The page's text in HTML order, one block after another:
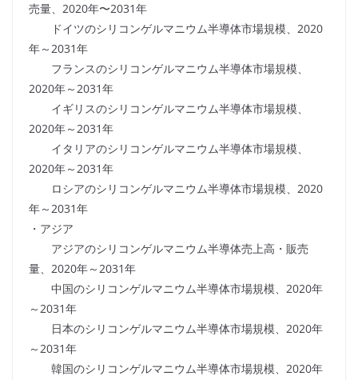
売量、2020年〜2031年
ドイツのシリコンゲルマニウム半導体市場規模、2020
年～2031年
フランスのシリコンゲルマニウム半導体市場規模、
2020年～2031年
イギリスのシリコンゲルマニウム半導体市場規模、
2020年～2031年
イタリアのシリコンゲルマニウム半導体市場規模、
2020年～2031年
ロシアのシリコンゲルマニウム半導体市場規模、2020
年～2031年
・アジア
アジアのシリコンゲルマニウム半導体売上高・販売
量、2020年～2031年
中国のシリコンゲルマニウム半導体市場規模、2020年
～2031年
日本のシリコンゲルマニウム半導体市場規模、2020年
～2031年
韓国のシリコンゲルマニウム半導体市場規模、2020年